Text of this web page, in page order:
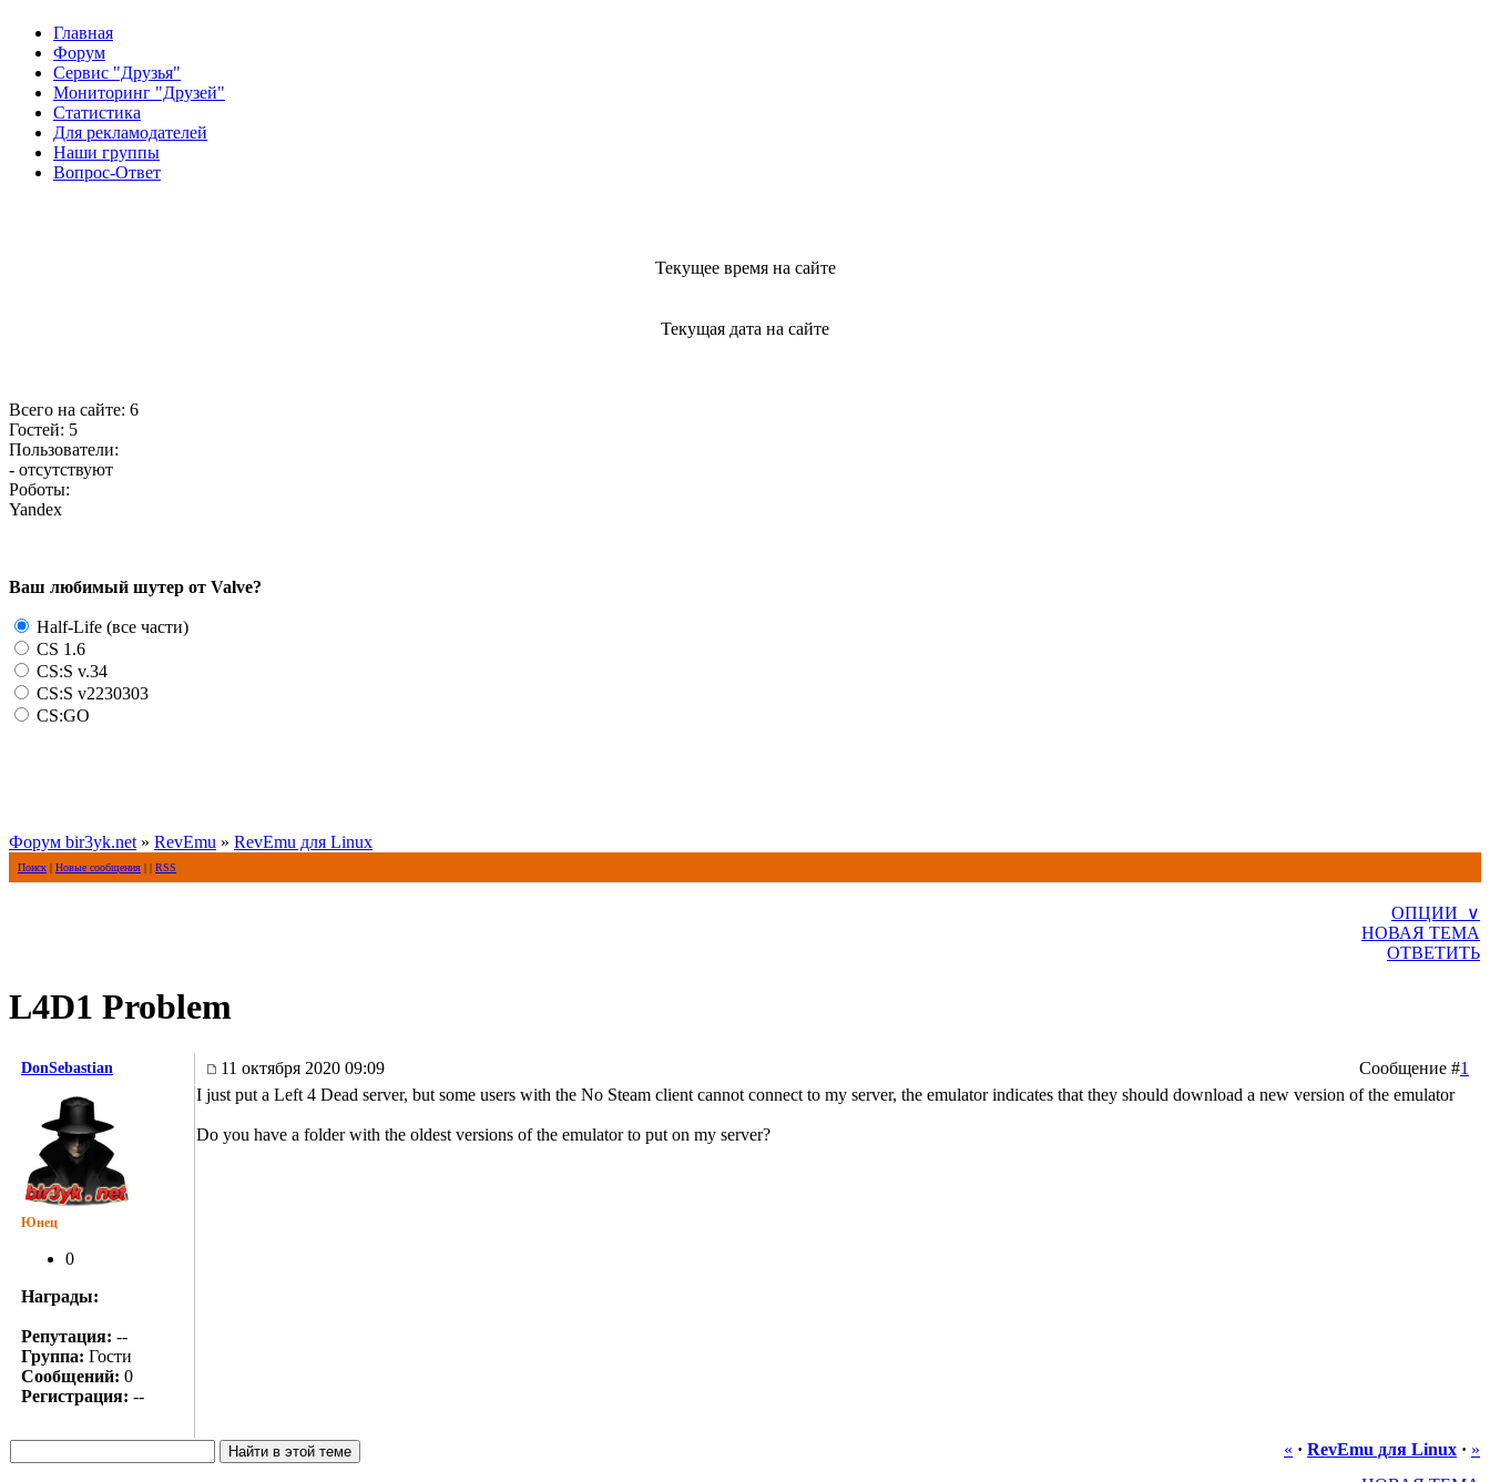
Главная
Форум
Сервис "Друзья"
Мониторинг "Друзей"
Статистика
Для рекламодателей
Наши группы
Вопрос-Ответ
Текущее время на сайте
Текущая дата на сайте
Всего на сайте: 6
Гостей: 5
Пользователи:
- отсутствуют
Роботы:
Yandex
Ваш любимый шутер от Valve?
Half-Life (все части)
CS 1.6
CS:S v.34
CS:S v2230303
CS:GO
Форум bir3yk.net » RevEmu » RevEmu для Linux
Поиск | Новые сообщения | | RSS
ОПЦИИ ∨
НОВАЯ ТЕМА
ОТВЕТИТЬ
L4D1 Problem
DonSebastian 11 октября 2020 09:09 Сообщение #1
Юнец
0
Награды:
Репутация: --
Группа: Гости
Сообщений: 0
Регистрация: --
I just put a Left 4 Dead server, but some users with the No Steam client cannot connect to my server, the emulator indicates that they should download a new version of the emulator
Do you have a folder with the oldest versions of the emulator to put on my server?
« · RevEmu для Linux · »